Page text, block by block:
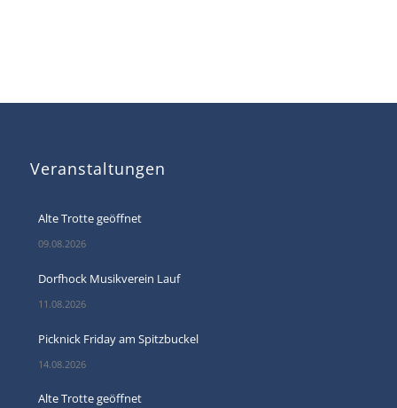
Veranstaltungen
Alte Trotte geöffnet
09.08.2026
Dorfhock Musikverein Lauf
11.08.2026
Picknick Friday am Spitzbuckel
14.08.2026
Alte Trotte geöffnet